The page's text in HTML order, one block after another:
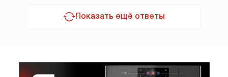
Показать ещё ответы